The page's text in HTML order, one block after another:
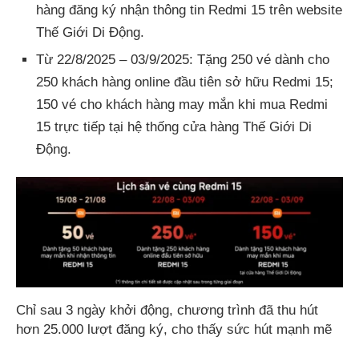
hàng đăng ký nhận thông tin Redmi 15 trên website
Thế Giới Di Động.
Từ 22/8/2025 – 03/9/2025: Tặng 250 vé dành cho
250 khách hàng online đầu tiên sở hữu Redmi 15;
150 vé cho khách hàng may mắn khi mua Redmi
15 trực tiếp tại hệ thống cửa hàng Thế Giới Di
Động.
Chỉ sau 3 ngày khởi động, chương trình đã thu hút
hơn 25.000 lượt đăng ký, cho thấy sức hút mạnh mẽ